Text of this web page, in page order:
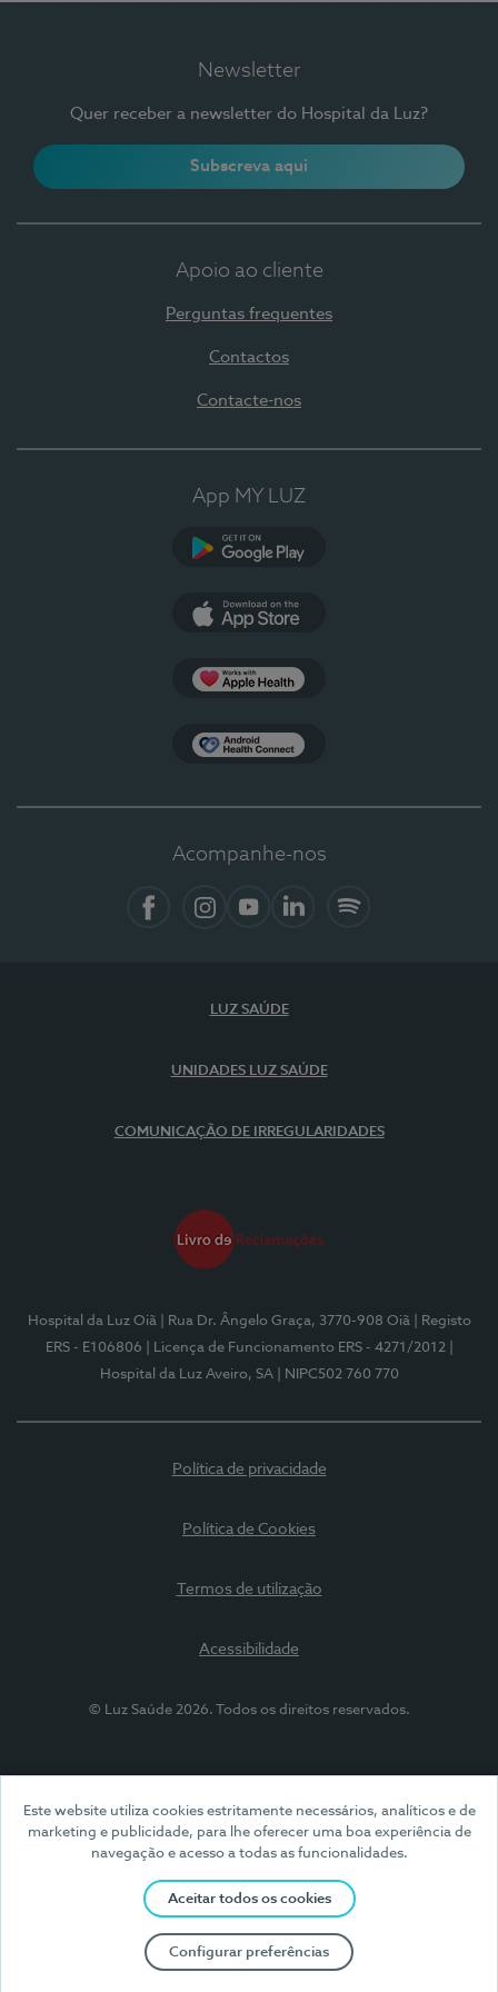
Este website utiliza cookies estritamente necessários, analíticos e de
marketing e publicidade, para lhe oferecer uma boa experiência de
navegação e acesso a todas as funcionalidades.
Aceitar todos os cookies
Configurar preferências
Newsletter
Quer receber a newsletter do Hospital da Luz?
Subscreva aqui
Apoio ao cliente
Perguntas frequentes
Contactos
Contacte-nos
App MY LUZ
Acompanhe-nos
LUZ SAÚDE
UNIDADES LUZ SAÚDE
COMUNICAÇÃO DE IRREGULARIDADES
Hospital da Luz Oiã | Rua Dr. Ângelo Graça, 3770-908 Oiã
| Registo
ERS - E106806
| Licença de Funcionamento ERS - 4271/2012
Hospital da Luz Aveiro, SA
| NIPC502 760 770
Política de privacidade
Política de Cookies
Termos de utilização
Acessibilidade
© Luz Saúde 2026. Todos os direitos reservados.